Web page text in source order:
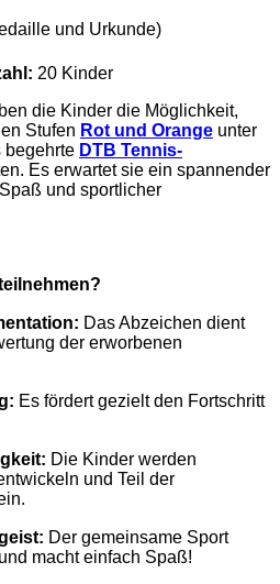
und Urkunde)
20 Kinder
die Kinder die Möglichkeit,
Stufen Rot und Orange unter
begehrte DTB Tennis-
Es erwartet sie ein spannender
und sportlicher
Das Abzeichen dient
der erworbenen
Es fördert gezielt den Fortschritt
Die Kinder werden
und Teil der
Der gemeinsame Sport
macht einfach Spaß!